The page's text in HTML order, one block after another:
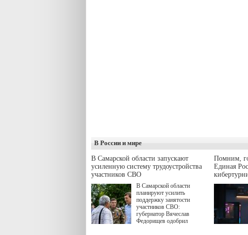
В России и мире
В Самарской области запускают
усиленную систему трудоустройства
участников СВО
В Самарской области
планируют усилить
поддержку занятости
участников СВО:
губернатор Вячеслав
Федорищев одобрил
Помним,
Единая